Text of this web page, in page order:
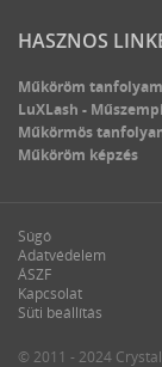
HASZNOS
Műköröm tanfolyam
LuXLash -
Műkörmös
Műköröm képzés
Súgó
Adatvédelem
ÁSZF
Kapcsolat
Süti beállítás
© 2011 - 2024